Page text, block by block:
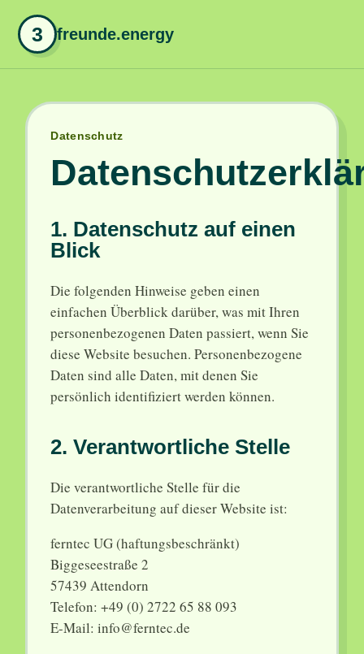
3 freunde.energy
Datenschutz
1. Datenschutz auf einen
Blick
Die folgenden Hinweise geben einen
einfachen Überblick darüber, was mit Ihren
personenbezogenen Daten passiert, wenn Sie
diese Website besuchen. Personenbezogene
Daten sind alle Daten, mit denen Sie
persönlich identifiziert werden können.
2. Verantwortliche Stelle
Die verantwortliche Stelle für die
Datenverarbeitung auf dieser Website ist:
ferntec UG (haftungsbeschränkt)
Biggeseestraße 2
57439 Attendorn
Telefon: +49 (0) 2722 65 88 093
E-Mail: info@ferntec.de